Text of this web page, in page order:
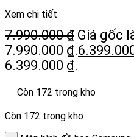
Xem chi tiết
7.990.000₫ Giá gốc
7.990.000 ₫.
6.399.000 ₫.
Còn 172 trong kho
Còn 172 trong kho